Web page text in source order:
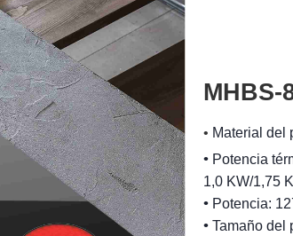
MHBS-
• Material del
• Potencia
1,0 KW/1,75
• Potencia:
• Tamaño del